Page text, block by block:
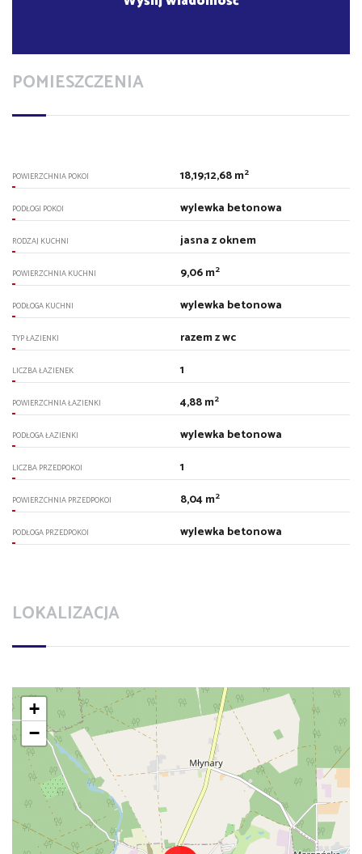
POMIESZCZENIA
POWIERZCHNIA POKOI 18,19;12,68 m2
PODŁOGI POKOI wylewka betonowa
RODZAJ KUCHNI jasna z oknem
POWIERZCHNIA KUCHNI 9,06 m2
PODŁOGA KUCHNI wylewka betonowa
TYP ŁAZIENKI razem z wc
LICZBA ŁAZIENEK 1
POWIERZCHNIA ŁAZIENKI 4,88 m2
PODŁOGA ŁAZIENKI wylewka betonowa
LICZBA PRZEDPOKOI 1
POWIERZCHNIA PRZEDPOKOI 8,04 m2
PODŁOGA PRZEDPOKOI wylewka betonowa
LOKALIZACJA
+
−